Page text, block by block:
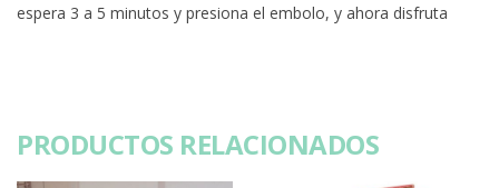
espera 3 a 5 minutos y presiona el embolo, y ahora disfruta
PRODUCTOS RELACIONADOS